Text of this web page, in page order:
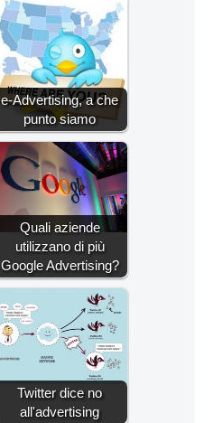
e-Advertising, a che
punto siamo
Quali aziende
utilizzano di più
Google Advertising?
Twitter dice no
all'advertising